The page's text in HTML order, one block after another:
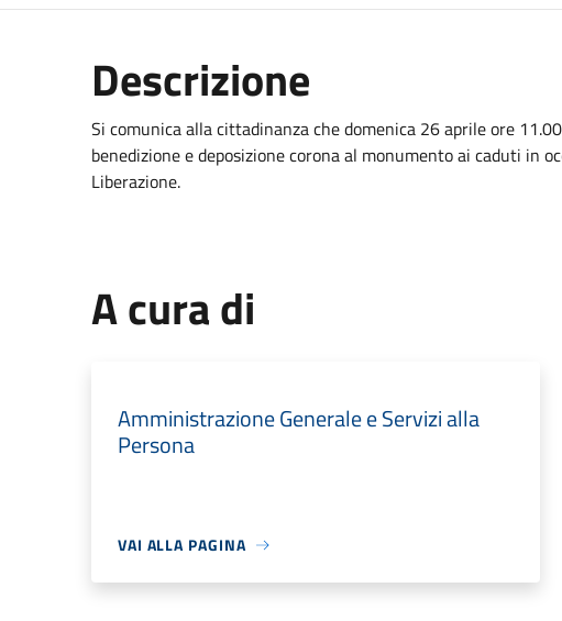
Descrizione
Si comunica alla cittadinanza che domenica 26 aprile ore
benedizione e deposizione corona al monumento ai caduti in
Liberazione.
A cura di
Amministrazione Generale e Servizi alla
Persona
VAI ALLA PAGINA